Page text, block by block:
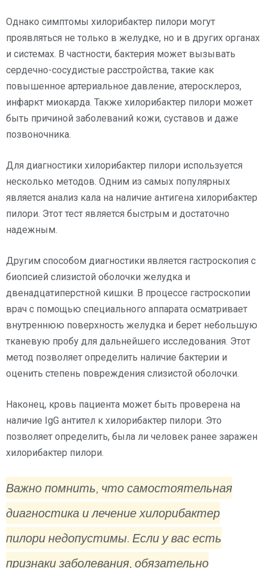
Однако симптомы хилорибактер пилори могут
проявляться не только в желудке, но и в других органах
и системах. В частности, бактерия может вызывать
сердечно-сосудистые расстройства, такие как
повышенное артериальное давление, атеросклероз,
инфаркт миокарда. Также хилорибактер пилори может
быть причиной заболеваний кожи, суставов и даже
позвоночника.
Для диагностики хилорибактер пилори используется
несколько методов. Одним из самых популярных
является анализ кала на наличие антигена хилорибактер
пилори. Этот тест является быстрым и достаточно
надежным.
Другим способом диагностики является гастроскопия с
биопсией слизистой оболочки желудка и
двенадцатиперстной кишки. В процессе гастроскопии
врач с помощью специального аппарата осматривает
внутреннюю поверхность желудка и берет небольшую
тканевую пробу для дальнейшего исследования. Этот
метод позволяет определить наличие бактерии и
оценить степень повреждения слизистой оболочки.
Наконец, кровь пациента может быть проверена на
наличие IgG антител к хилорибактер пилори. Это
позволяет определить, была ли человек ранее заражен
хилорибактер пилори.
Важно помнить, что самостоятельная
диагностика и лечение хилорибактер
пилори недопустимы. Если у вас есть
признаки заболевания, обязательно